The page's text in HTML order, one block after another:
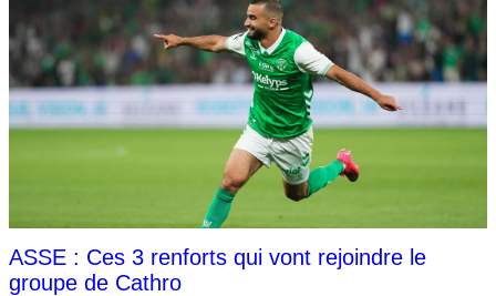
ASSE : Ces 3 renforts qui vont rejoindre le
groupe de Cathro